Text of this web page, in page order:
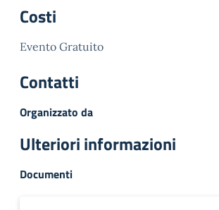
Costi
Evento Gratuito
Contatti
Organizzato da
Ulteriori informazioni
Documenti